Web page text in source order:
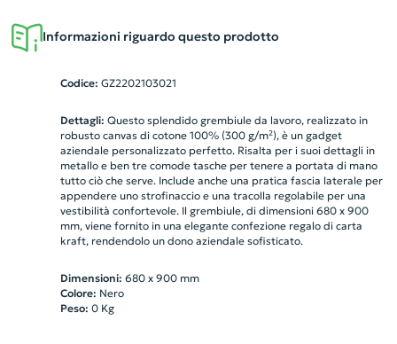
Informazioni riguardo questo prodotto
Codice: GZ2202103021
Dettagli: Questo splendido grembiule da lavoro, realizzato in
robusto canvas di cotone 100% (300 g/m²), è un gadget
aziendale personalizzato perfetto. Risalta per i suoi dettagli in
metallo e ben tre comode tasche per tenere a portata di mano
tutto ciò che serve. Include anche una pratica fascia laterale per
appendere uno strofinaccio e una tracolla regolabile per una
vestibilità confortevole. Il grembiule, di dimensioni 680 x 900
mm, viene fornito in una elegante confezione regalo di carta
kraft, rendendolo un dono aziendale sofisticato.
Dimensioni: 680 x 900 mm
Colore: Nero
Peso: 0Kg